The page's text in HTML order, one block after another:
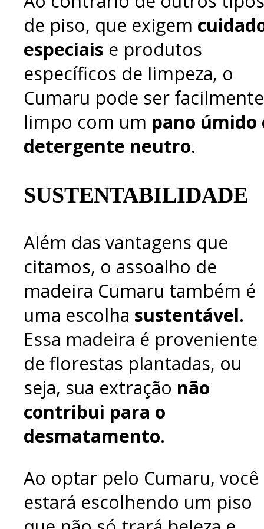
de piso, que exigem
especiais e produtos
específicos de limpeza, o
Cumaru pode ser facilmente
limpo com um pano úmido
detergente neutro.
SUSTENTABILIDADE
Além das vantagens que
citamos, o assoalho de
madeira Cumaru também é
uma escolha sustentável.
Essa madeira é proveniente
de florestas plantadas, ou
seja, sua extração não
contribui para o
desmatamento.
Ao optar pelo Cumaru, você
estará escolhendo um piso